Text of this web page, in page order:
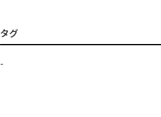
タグ
-